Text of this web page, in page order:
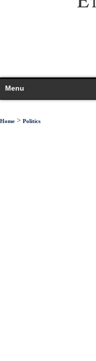
Menu
Home > Politics